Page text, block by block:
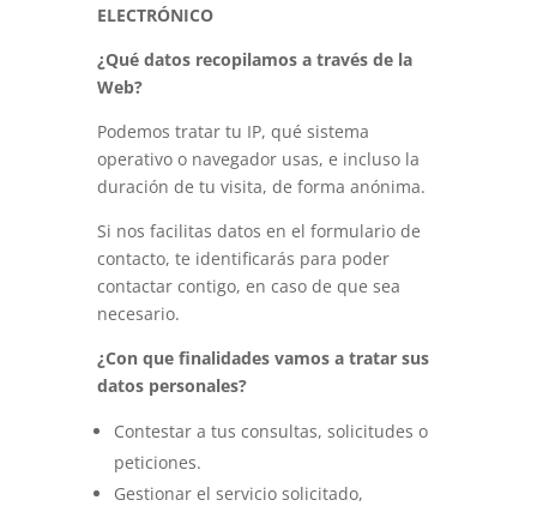
ELECTRÓNICO
¿Qué datos recopilamos a través de la
Web?
Podemos tratar tu IP, qué sistema
operativo o navegador usas, e incluso la
duración de tu visita, de forma anónima.
Si nos facilitas datos en el formulario de
contacto, te identificarás para poder
contactar contigo, en caso de que sea
necesario.
¿Con que finalidades vamos a tratar sus
datos personales?
Contestar a tus consultas, solicitudes o
peticiones.
Gestionar el servicio solicitado,